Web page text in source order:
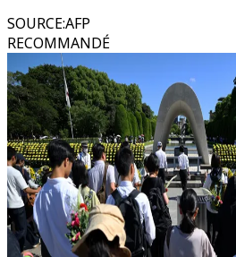
SOURCE:AFP
RECOMMANDÉ